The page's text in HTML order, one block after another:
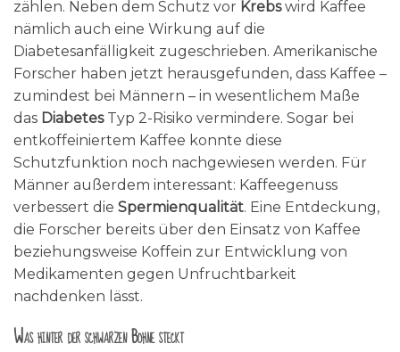
zählen. Neben dem Schutz vor Krebswird Kaffee
nämlich auch eine Wirkung auf die
Diabetesanfälligkeit zugeschrieben. Amerikanische
Forscher haben jetzt herausgefunden, dass Kaffee –
zumindest bei Männern – in wesentlichem Maße
das Diabetes Typ 2-Risiko vermindere. Sogar bei
entkoffeiniertem Kaffee konnte diese
Schutzfunktion noch nachgewiesen werden. Für
Männer außerdem interessant: Kaffeegenuss
verbessert die Spermienqualität. Eine Entdeckung,
die Forscher bereits über den Einsatz von Kaffee
beziehungsweise Koffein zur Entwicklung von
Medikamenten gegen Unfruchtbarkeit
nachdenken lässt.
Was hinter der schwarzen Bohne steckt